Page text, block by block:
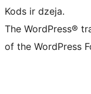
Kods ir dzeja.
The WordPress®
of the WordPress